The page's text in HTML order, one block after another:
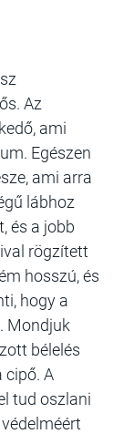
Az
ami
Egészen
ami arra
lábhoz
és a jobb
rögzített
hosszú, és
hogy a
Mondjuk
bélelés
cipő. A
tud oszlani